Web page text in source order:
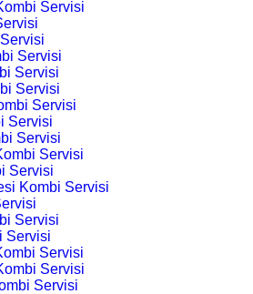
Servisi
Servisi
Servisi
Servisi
Servisi
Servisi
Servisi
Servisi
Servisi
Kombi Servisi
Servisi
Servisi
Servisi
Servisi
Servisi